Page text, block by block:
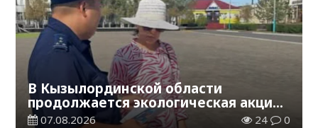
В Кызылординской области
продолжается экологическая акция
«Таза Қазақстан»
07.08.2026 24 0